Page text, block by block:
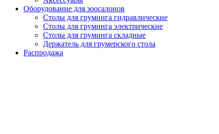
Оборудование для зоосалонов
Столы для груминга гидравлические
Столы для груминга электрические
Столы для груминга складные
Держатель для грумерского стола
Распродажа